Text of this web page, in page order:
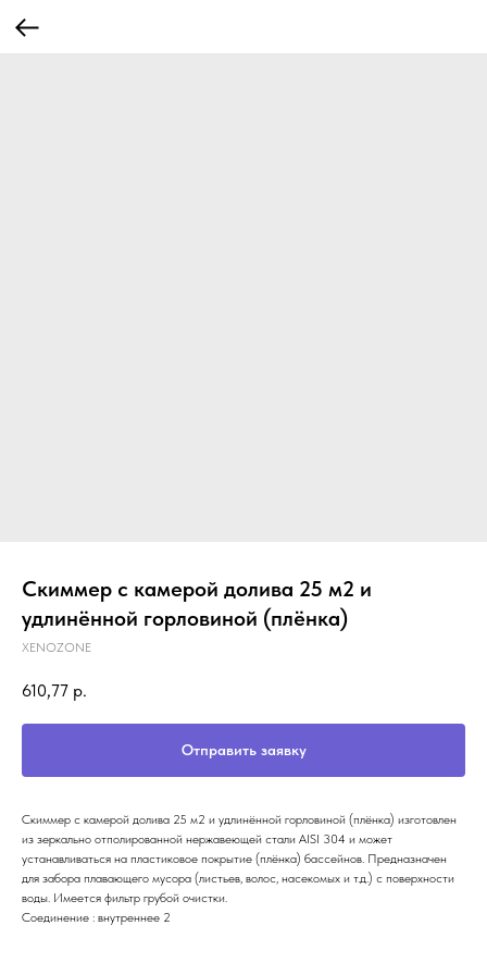
Скиммер с камерой долива 25 м2 и
удлинённой горловиной (плёнка)
XENOZONE
610,77 р.
Отправить заявку
Скиммер с камерой долива 25 м2 и удлинённой горловиной (плёнка) изготовлен
из зеркально отполированной нержавеющей стали AISI 304 и может
устанавливаться на пластиковое покрытие (плёнка) бассейнов. Предназначен
для забора плавающего мусора (листьев, волос, насекомых и т.д.) с поверхности
воды. Имеется фильтр грубой очистки.
Соединение : внутреннее 2